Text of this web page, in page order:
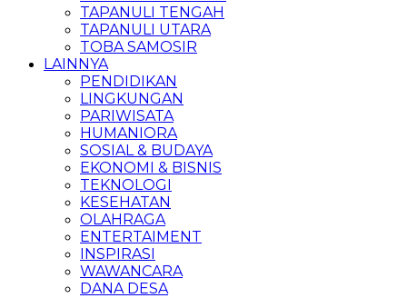
TAPANULI TENGAH
TAPANULI UTARA
TOBA SAMOSIR
LAINNYA
PENDIDIKAN
LINGKUNGAN
PARIWISATA
HUMANIORA
SOSIAL & BUDAYA
EKONOMI & BISNIS
TEKNOLOGI
KESEHATAN
OLAHRAGA
ENTERTAIMENT
INSPIRASI
WAWANCARA
DANA DESA